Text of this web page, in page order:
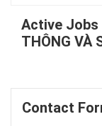
Active Jobs
THÔNG VÀ
Contact